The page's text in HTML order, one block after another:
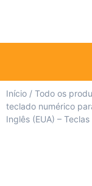
Início / Todo os
teclado numérico
Inglês (EUA) –